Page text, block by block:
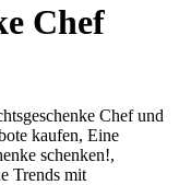
Chef
Chef und
kaufen, Eine
schenken!,
Trends mit